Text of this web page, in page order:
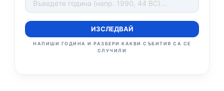
ИЗСЛЕДВАЙ
НАПИШИ ГОДИНА И РАЗБЕРИ КАКВИ СЪБИТИЯ СА СЕ
СЛУЧИЛИ